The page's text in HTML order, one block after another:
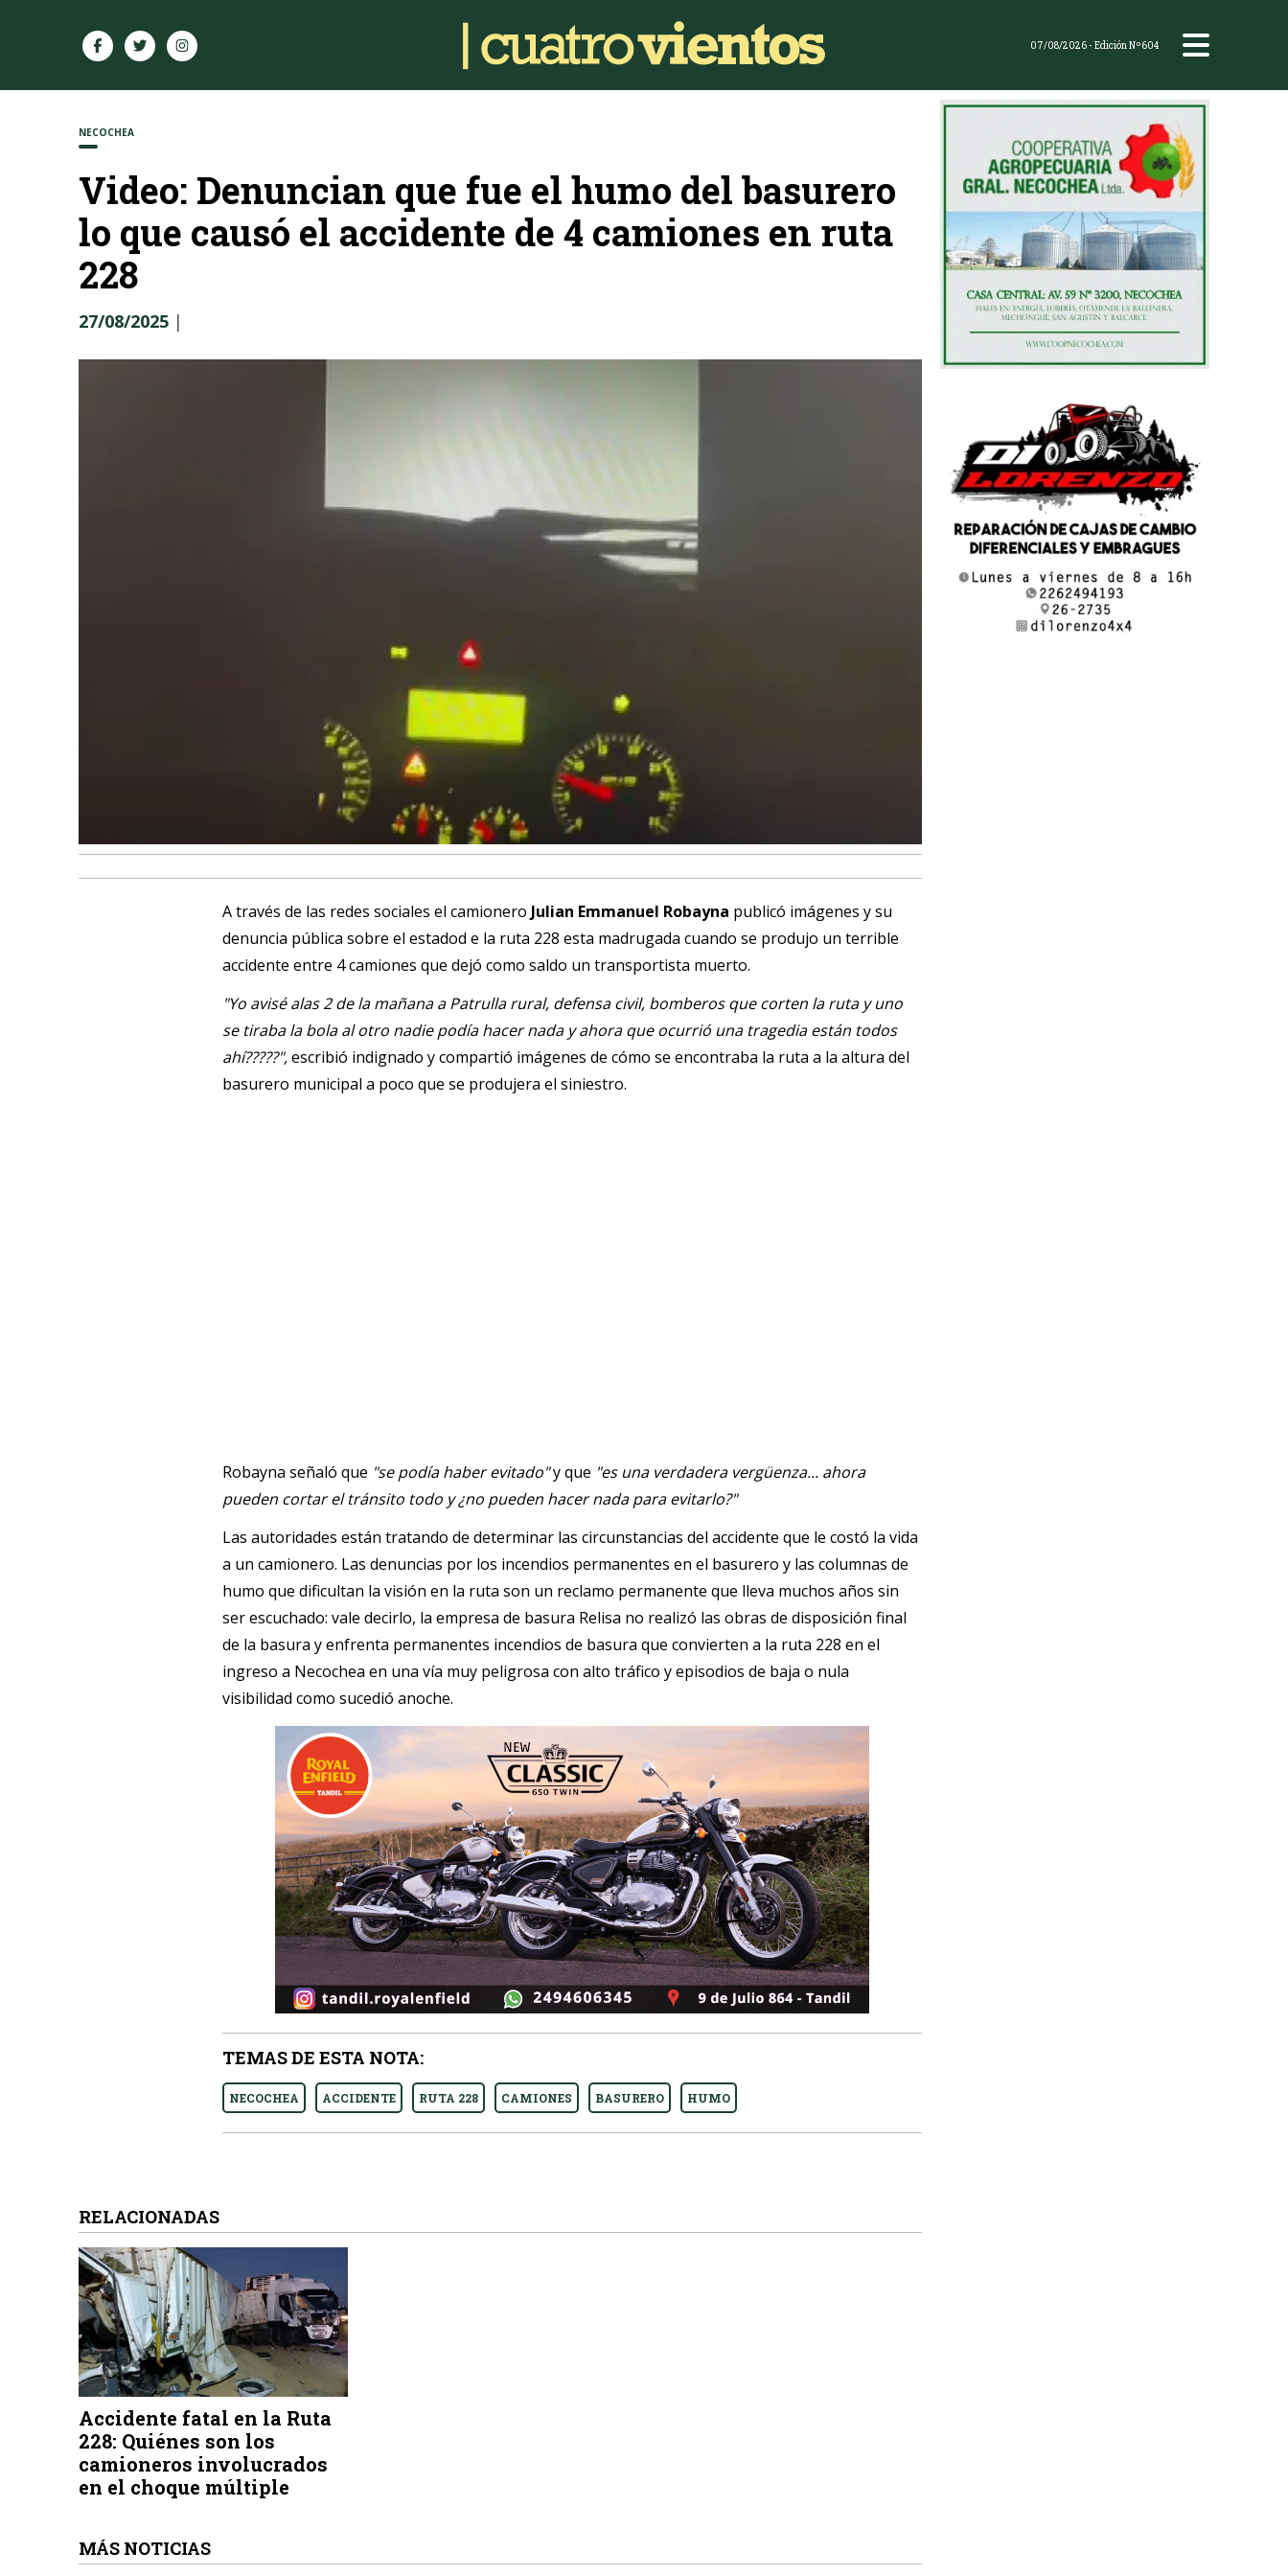
07/08/2026- Edición Nº604
NECOCHEA
Video: Denuncian que fue el humo del basurero
lo que causó el accidente de 4 camiones en ruta
228
27/08/2025 |
A través de las redes sociales el camionero Julian Emmanuel Robayna publicó imágenes y su
denuncia pública sobre el estadod e la ruta 228 esta madrugada cuando se produjo un terrible
accidente entre 4 camiones que dejó como saldo un transportista muerto.
"Yo avisé alas 2 de la mañana a Patrulla rural, defensa civil, bomberos que corten la ruta y uno
se tiraba la bola al otro nadie podía hacer nada y ahora que ocurrió una tragedia están todos
ahí?????",escribió indignado y compartió imágenes de cómo se encontraba la ruta a la altura del
basurero municipal a poco que se produjera el siniestro.
Robayna señaló que "se podía haber evitado"y que "es una verdadera vergüenza... ahora
pueden cortar el tránsito todo y ¿no pueden hacer nada para evitarlo?"
Las autoridades están tratando de determinar las circunstancias del accidente que le costó la vida
a un camionero. Las denuncias por los incendios permanentes en el basurero y las columnas de
humo que dificultan la visión en la ruta son un reclamo permanente que lleva muchos años sin
ser escuchado: vale decirlo, la empresa de basura Relisa no realizó las obras de disposición final
de la basura y enfrenta permanentes incendios de basura que convierten a la ruta 228 en el
ingreso a Necochea en una vía muy peligrosa con alto tráfico y episodios de baja o nula
visibilidad como sucedió anoche.
TEMAS DE ESTA NOTA:
NECOCHEA ACCIDENTE RUTA 228 CAMIONES BASURERO HUMO
RELACIONADAS
Accidente fatal en la Ruta
228: Quiénes son los
camioneros involucrados
en el choque múltiple
MÁS NOTICIAS